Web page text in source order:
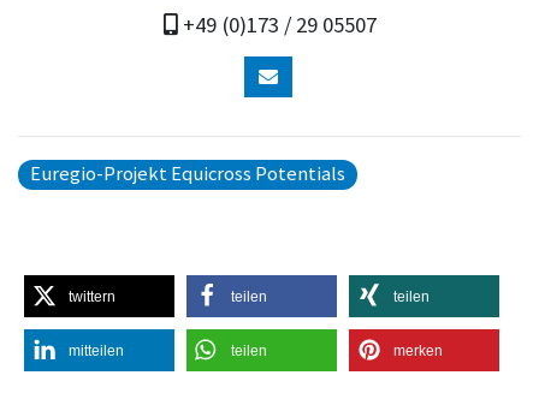
+49 (0)173 / 29 05507
Euregio-Projekt Equicross Potentials
twittern teilen teilen
mitteilen teilen merken